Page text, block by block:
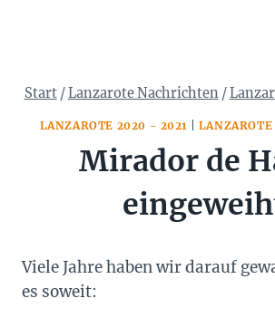
Start /Lanzarote Nachrichten /
LANZAROTE 2020 - 2021
Mirador de
Viele Jahre haben wir darauf
es soweit: